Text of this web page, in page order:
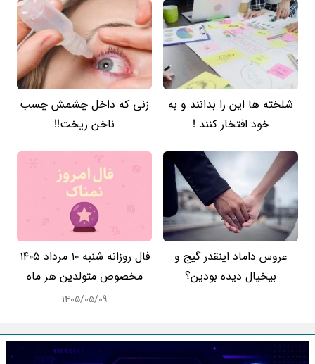
شلخته ها این را بدانند و به
خود افتخار کنند !
زنی که داخل چشمش چسب
ناخن ریخت!!
عروس داماد اینقدر گیج و
بیخیال دیده بودین؟
فال روزانه شنبه ۱۰ مرداد ۱۴۰۵
مخصوص متولدین هر ماه
۱۴۰۵/۰۵/۰۹